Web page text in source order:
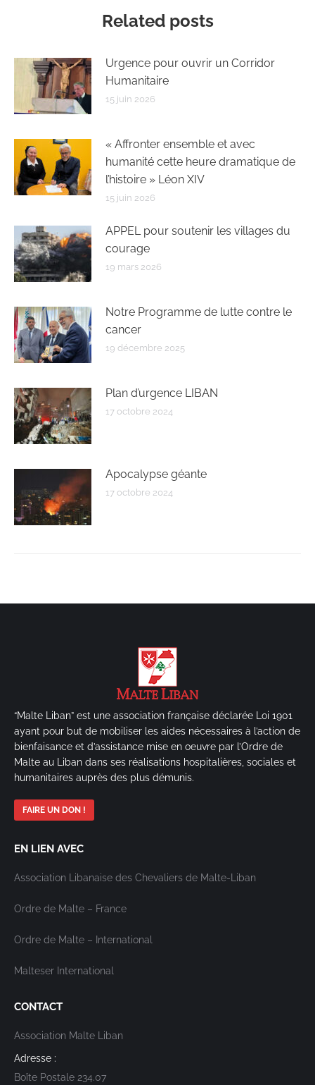
Related posts
Urgence pour ouvrir un Corridor
Humanitaire
15 juin 2026
« Affronter ensemble et avec
humanité cette heure dramatique de
l’histoire » Léon XIV
15 juin 2026
APPEL pour soutenir les villages du
courage
19 mars 2026
Notre Programme de lutte contre le
cancer
19 décembre 2025
Plan d’urgence LIBAN
17 octobre 2024
Apocalypse géante
17 octobre 2024
“Malte Liban” est une association française déclarée Loi 1901
ayant pour but de mobiliser les aides nécessaires à l’action de
bienfaisance et d’assistance mise en oeuvre par l’Ordre de
Malte au Liban dans ses réalisations hospitalières, sociales et
humanitaires auprès des plus démunis.
FAIRE UN DON !
EN LIEN AVEC
Association Libanaise des Chevaliers de Malte-Liban
Ordre de Malte – France
Ordre de Malte – International
Malteser International
CONTACT
Association Malte Liban
Adresse :
Boîte Postale 234.07